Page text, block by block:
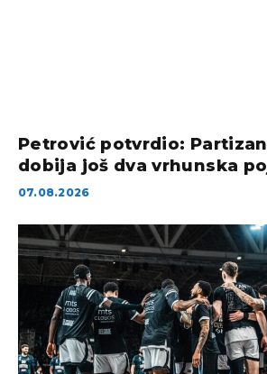
Petrović potvrdio:
dobija još dva vrhunska
07.08.2026